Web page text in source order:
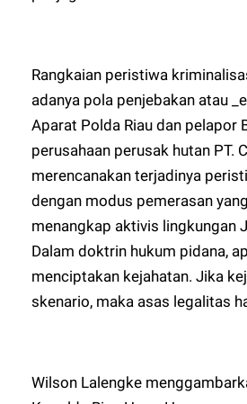
Rangkaian peristiwa
adanya pola penjebakan atau
Aparat Polda Riau dan pelapor
perusahaan perusak hutan PT.
merencanakan terjadinya
dengan modus pemerasan
menangkap aktivis lingkungan
Dalam doktrin hukum pidana,
menciptakan kejahatan. Jika
skenario, maka asas legalitas
Wilson Lalengke